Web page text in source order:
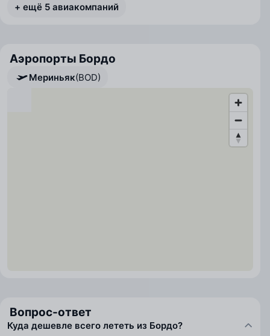
+ ещё 5 авиакомпаний
Аэропорты Бордо
Мериньяк(BOD)
Вопрос-ответ
Куда дешевле всего лететь из Бордо?